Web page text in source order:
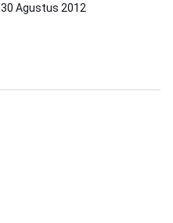
30 Agustus 2012